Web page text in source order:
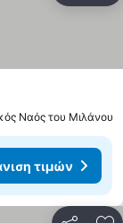
Ναός του Μιλάνου
τιμών